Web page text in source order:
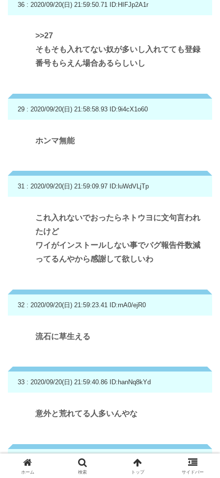
36 : 2020/09/20(日) 21:59:50.71 ID:HIFJp2A1r
>>27
そもそも入れてない奴が多いし入れてても登録
番号もらえん場合あるらしいし
29 : 2020/09/20(日) 21:58:58.93 ID:9i4cX1o60
ホンマ無能
31 : 2020/09/20(日) 21:59:09.97 ID:luWdVLjTp
これ入れないでおったらネトウヨに文句言われ
たけど
ワイがインストールしない事でバグ報告件数減
ってるんやから感謝して欲しいわ
32 : 2020/09/20(日) 21:59:23.41 ID:rnA0/ejR0
流石に草生える
33 : 2020/09/20(日) 21:59:40.86 ID:hanNq8kYd
意外と荒れてる人多いんやな
34 : 2020/09/20(日) 21:59:47.83 ID:ybPjiFHcd
ホーム 検索 トップ サイドバー